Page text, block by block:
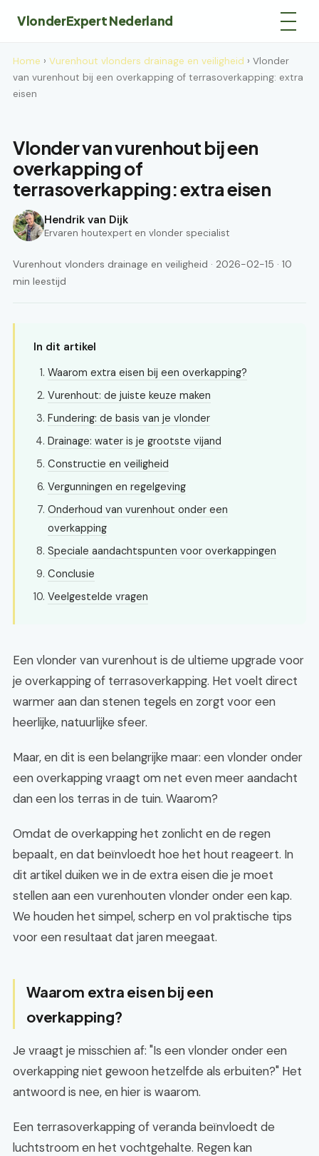
VlonderExpert Nederland
Home › Vurenhout vlonders drainage en veiligheid › Vlonder
van vurenhout bij een overkapping of terrasoverkapping: extra
eisen
Vlonder van vurenhout bij een
overkapping of
terrasoverkapping: extra eisen
Hendrik van Dijk
Ervaren houtexpert en vlonder specialist
Vurenhout vlonders drainage en veiligheid · 2026-02-15 · 10
min leestijd
In dit artikel
Waarom extra eisen bij een overkapping?
Vurenhout: de juiste keuze maken
Fundering: de basis van je vlonder
Drainage: water is je grootste vijand
Constructie en veiligheid
Vergunningen en regelgeving
Onderhoud van vurenhout onder een
overkapping
Speciale aandachtspunten voor overkappingen
Conclusie
Veelgestelde vragen
Een vlonder van vurenhout is de ultieme upgrade voor
je overkapping of terrasoverkapping. Het voelt direct
warmer aan dan stenen tegels en zorgt voor een
heerlijke, natuurlijke sfeer.
Maar, en dit is een belangrijke maar: een vlonder onder
een overkapping vraagt om net even meer aandacht
dan een los terras in de tuin. Waarom?
Omdat de overkapping het zonlicht en de regen
bepaalt, en dat beïnvloedt hoe het hout reageert. In
dit artikel duiken we in de extra eisen die je moet
stellen aan een vurenhouten vlonder onder een kap.
We houden het simpel, scherp en vol praktische tips
voor een resultaat dat jaren meegaat.
Waarom extra eisen bij een
overkapping?
Je vraagt je misschien af: "Is een vlonder onder een
overkapping niet gewoon hetzelfde als erbuiten?" Het
antwoord is nee, en hier is waarom.
Een terrasoverkapping of veranda beïnvloedt de
luchtstroom en het vochtgehalte. Regen kan